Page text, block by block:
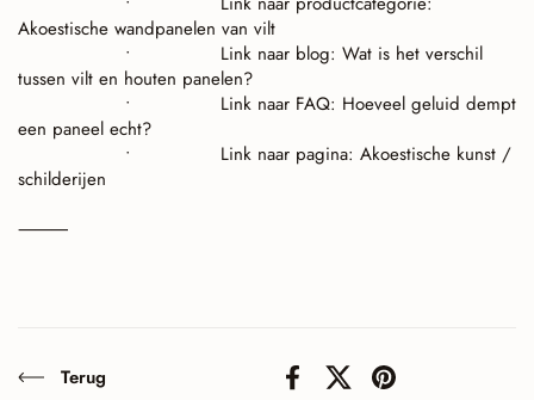
Akoestische wandpanelen van vilt
•
Link naar blog: Wat is het verschil
tussen vilt en houten panelen?
•
Link naar FAQ: Hoeveel geluid dempt
een paneel echt?
•
Link naar pagina: Akoestische kunst /
schilderijen
⸻
Terug FacebookX (Twitter)Pinterest